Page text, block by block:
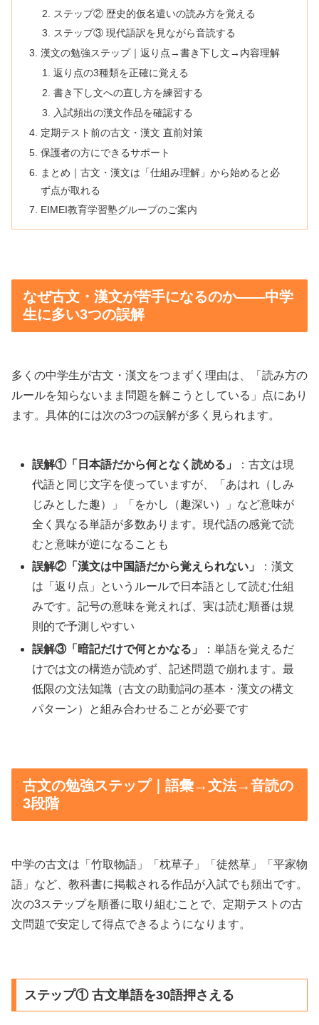
ステップ② 歴史的仮名遣いの読み方を覚える
ステップ③ 現代語訳を見ながら音読する
漢文の勉強ステップ｜返り点→書き下し文→内容理解
返り点の3種類を正確に覚える
書き下し文への直し方を練習する
入試頻出の漢文作品を確認する
定期テスト前の古文・漢文 直前対策
保護者の方にできるサポート
まとめ｜古文・漢文は「仕組み理解」から始めると必
ず点が取れる
EIMEI教育学習塾グループのご案内
なぜ古文・漢文が苦手になるのか——中学
生に多い3つの誤解
多くの中学生が古文・漢文をつまずく理由は、「読み方の
ルールを知らないまま問題を解こうとしている」点にあり
ます。具体的には次の3つの誤解が多く見られます。
誤解①「日本語だから何となく読める」
：古文は現
代語と同じ文字を使っていますが、「あはれ（しみ
じみとした趣）」「をかし（趣深い）」など意味が
全く異なる単語が多数あります。現代語の感覚で読
むと意味が逆になることも
誤解②「漢文は中国語だから覚えられない」
：漢文
は「返り点」というルールで日本語として読む仕組
みです。記号の意味を覚えれば、実は読む順番は規
則的で予測しやすい
誤解③「暗記だけで何とかなる」
：単語を覚えるだ
けでは文の構造が読めず、記述問題で崩れます。最
低限の文法知識（古文の助動詞の基本・漢文の構文
パターン）と組み合わせることが必要です
古文の勉強ステップ｜語彙→文法→音読の
3段階
中学の古文は「竹取物語」「枕草子」「徒然草」「平家物
語」など、教科書に掲載される作品が入試でも頻出です。
次の3ステップを順番に取り組むことで、定期テストの古
文問題で安定して得点できるようになります。
ステップ① 古文単語を30語押さえる